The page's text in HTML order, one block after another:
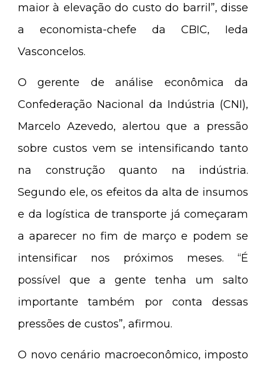
maior à elevação do custo do barril”, disse
a economista-chefe da CBIC, Ieda
Vasconcelos.
O gerente de análise econômica da
Confederação Nacional da Indústria (CNI),
Marcelo Azevedo, alertou que a pressão
sobre custos vem se intensificando tanto
na construção quanto na indústria.
Segundo ele, os efeitos da alta de insumos
e da logística de transporte já começaram
a aparecer no fim de março e podem se
intensificar nos próximos meses. “É
possível que a gente tenha um salto
importante também por conta dessas
pressões de custos”, afirmou.
O novo cenário macroeconômico, imposto